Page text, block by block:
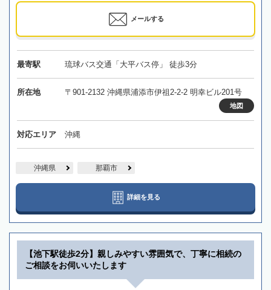
メールする
最寄駅 琉球バス交通「大平バス停」 徒歩3分
所在地 〒901-2132 沖縄県浦添市伊祖2-2-2 明幸ビル201号
地図
対応エリア 沖縄
沖縄県 那覇市
詳細を見る
【池下駅徒歩2分】親しみやすい雰囲気で、丁寧に相続の
ご相談をお伺いいたします